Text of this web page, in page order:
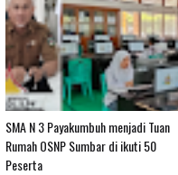
SMA N 3 Payakumbuh menjadi Tuan
Rumah OSNP Sumbar di ikuti 50
Peserta